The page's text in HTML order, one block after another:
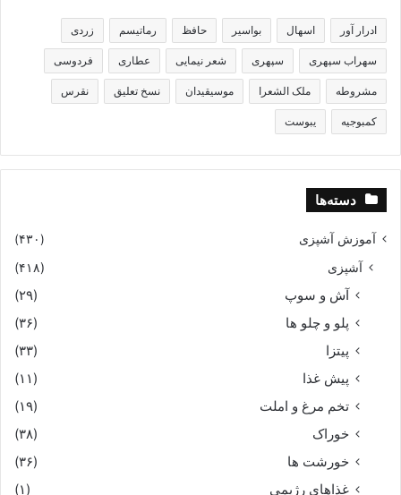
بایران کشیدند و بر بست رخت‏
ز توران سوى زابلستان کشید
بنزدیک فرخنده دستان کشید
سوى پارس شد طوس و گودرز و گیو
سپاهى چنان نامبردار و نیو
نهادند سر سوى شاه جهان
همه نامداران فرّخ مهان‏
و زان پس چو بشنید افراسیاب
که بگذشت رستم بران روى آب‏
شد از باختر سوى دریاى گنگ
دلى پر ز کینه سرى پر ز جنگ‏
ادرار آور اسهال بواسیر حافظ رماتیسم زردی
سهراب سپهری سپهری شعر نیمایی عطاری فردوسی
مشروطه ملک الشعرا موسیقیدان نسخ تعلیق نقرس
کمبوجیه یبوست
دسته‌ها
آموزش آشپزی (۴۳۰)
آشپزی (۴۱۸)
آش و سوپ
(۲۹)
پلو و چلو ها
(۳۶)
پیتزا
(۳۳)
پیش غذا
(۱۱)
تخم مرغ و املت
(۱۹)
خوراک
(۳۸)
خورشت ها
(۳۶)
غذاهای رژیمی
(۱)